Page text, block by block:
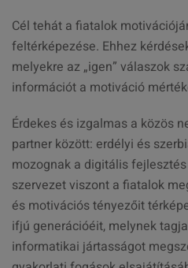
Cél tehát a fiatalok
feltérképezése. Ehhez
melyekre az „igen” válaszok
információt a motiváció
Érdekes és izgalmas a közös
partner között: erdélyi és
mozognak a digitális
szervezet viszont a fiatalok
és motivációs tényezőit
ifjú generációéit, melynek
informatikai jártasságot